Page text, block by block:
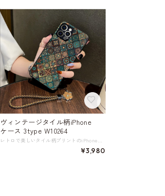
ヴィンテージタイル柄iPhone
ケース 3type W10264
レトロで美しいタイル柄プリントのiPhoneケース。 グレーベースに落ち着いた色合いの模様が施されており、存在感のあるデザインです。 表面はマットで質感もよく、シリコーンケースが本体にしっかりフィットします。 《カラー》 A グリーン／B ピンク／C パープル 《機種》 iPhone 各種（オプションでご確認後、選択してください） ◇人気のおすすめアイテムをもっと見る https://shop.harmonique.net/categories/5911182 ◇商品を購入する前にこちらの【ご購入前に必ずお読みください】をご確認の上お買い求めください。 https://shop.harmonique.net/blog/2024/06/25/010751 《注意事項》 *harmoniqueではお客様からのご注文を受け、お客様の商品を製作・取り寄せしております。 *基本的にお取り寄せ商品となるため、発送までに《1～3週間前後》お時間をいただいております。 *ご覧いただいているPCやスマートフォンの画面により実物と多少色合いが異なる場合がございます。 *イメージ違いやサイズ違い等、その他お客様都合によりますキャンセル・返品交換はご遠慮ください。 トップページはこちら https://shop.harmonique.net/
¥3,980